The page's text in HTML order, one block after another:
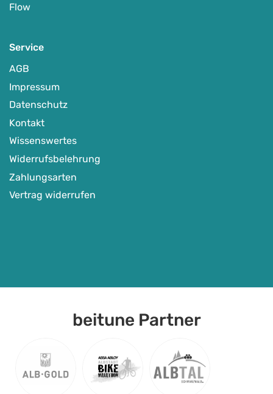
Flow
Service
AGB
Impressum
Datenschutz
Kontakt
Wissenswertes
Widerrufsbelehrung
Zahlungsarten
Vertrag widerrufen
beitune Partner